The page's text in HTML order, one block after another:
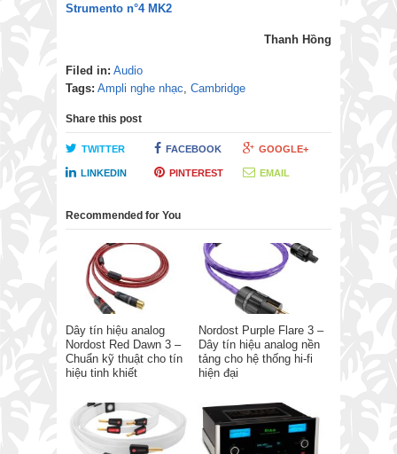
Strumento n°4 MK2
Thanh Hồng
Filed in: Audio
Tags: Ampli nghe nhạc, Cambridge
Share this post
TWITTER FACEBOOK GOOGLE+
LINKEDIN PINTEREST EMAIL
Recommended for You
Dây tín hiệu analog
Nordost Red Dawn 3 –
Chuẩn kỹ thuật cho tín
hiệu tinh khiết
Nordost Purple Flare 3 –
Dây tín hiệu analog nền
tảng cho hệ thống hi-fi
hiện đại